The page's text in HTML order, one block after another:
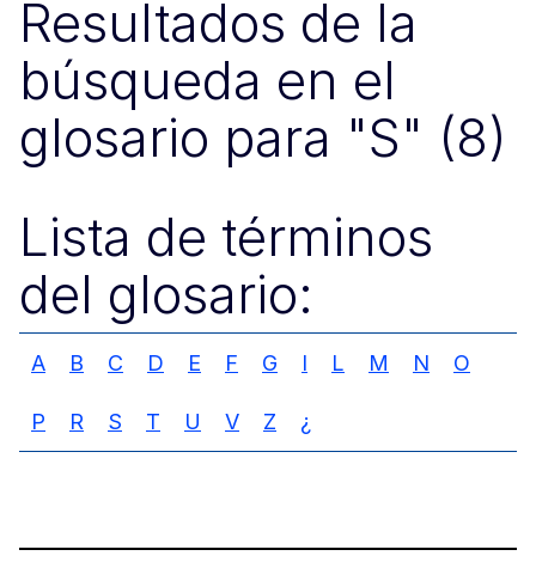
Resultados de la
búsqueda en el
glosario para "S" (8)
Lista de términos
del glosario:
A B C D E F G I L M N O
P R S T U V Z ¿